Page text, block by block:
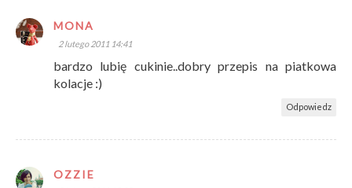
MONA
2 lutego 2011 14:41
bardzo lubię cukinie..dobry przepis na piatkowa
kolacje :)
Odpowiedz
OZZIE